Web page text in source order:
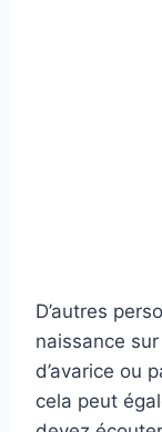
D’autres
naissance
d’avarice ou
cela peut